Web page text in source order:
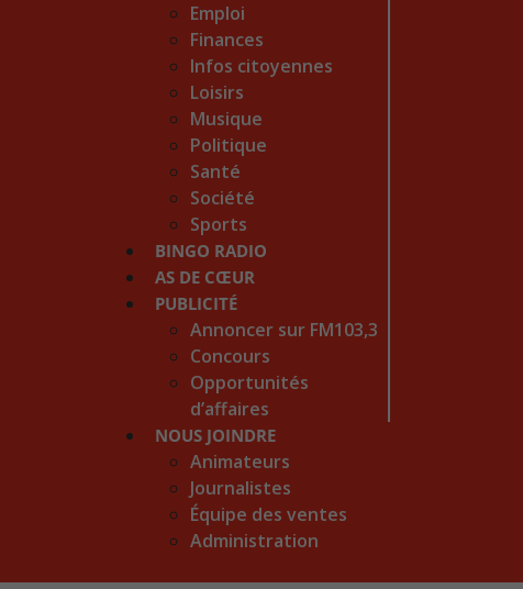
Emploi
Finances
Infos citoyennes
Loisirs
Musique
Politique
Santé
Société
Sports
BINGO RADIO
AS DE CŒUR
PUBLICITÉ
Annoncer sur FM103,3
Concours
Opportunités
d’affaires
NOUS JOINDRE
Animateurs
Journalistes
Équipe des ventes
Administration